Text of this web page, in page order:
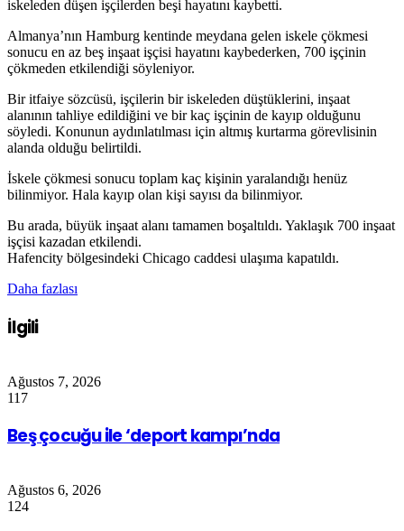
iskeleden düşen işçilerden beşi hayatını kaybetti.
Almanya’nın Hamburg kentinde meydana gelen iskele çökmesi
sonucu en az beş inşaat işçisi hayatını kaybederken, 700 işçinin
çökmeden etkilendiği söyleniyor.
Bir itfaiye sözcüsü, işçilerin bir iskeleden düştüklerini, inşaat
alanının tahliye edildiğini ve bir kaç işçinin de kayıp olduğunu
söyledi. Konunun aydınlatılması için altmış kurtarma görevlisinin
alanda olduğu belirtildi.
İskele çökmesi sonucu toplam kaç kişinin yaralandığı henüz
bilinmiyor. Hala kayıp olan kişi sayısı da bilinmiyor.
Bu arada, büyük inşaat alanı tamamen boşaltıldı. Yaklaşık 700 inşaat
işçisi kazadan etkilendi.
Hafencity bölgesindeki Chicago caddesi ulaşıma kapatıldı.
Daha fazlası
İlgili
Ağustos 7, 2026
117
Beş çocuğu ile ‘deport kampı’nda
Ağustos 6, 2026
124